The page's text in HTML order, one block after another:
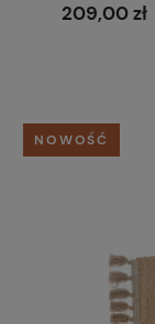
209,00 zł
NOWOŚĆ